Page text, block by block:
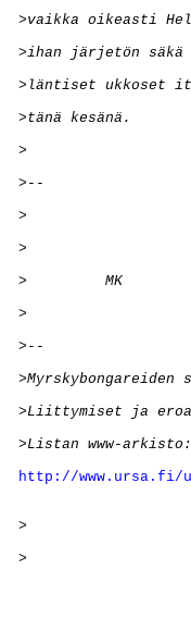
>vaikka oikeasti
>ihan järjetön
>läntiset ukkoset
>tänä kesänä.
>
>--
>
>
>         MK
>
>--
>Liittymiset ja
>Listan www-arkisto:
http://www.ursa.fi/
>
>